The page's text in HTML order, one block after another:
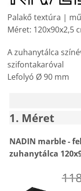
Palakő textúra |
Méret: 120x90x2,5
A zuhanytálca
szifontakaróval
Lefolyó Ø 90 mm
1 Méret
NADIN marble -
zuhanytálca